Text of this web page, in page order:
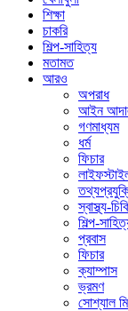
শিক্ষা
চাকরি
শিল্প-সাহিত্য
মতামত
আরও
অপরাধ
আইন
গণমাধ্যম
ধর্ম
ফিচার
স্বাস্থ্য-
শিল্প-
প্রবাস
ফিচার
ক্যাম্পাস
ভ্রমণ
সোশ্যাল